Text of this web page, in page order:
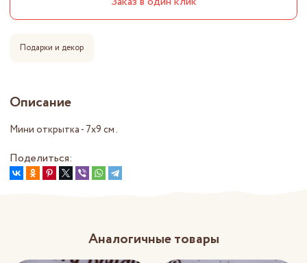
Подарки и декор
Описание
Мини открытка - 7x9 см .
Поделиться:
Аналогичные товары